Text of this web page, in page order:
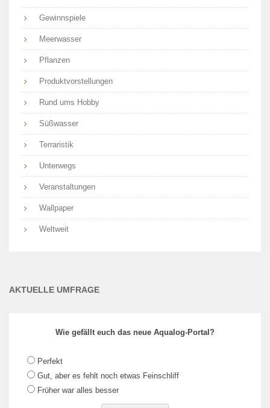
Gewinnspiele
Meerwasser
Pflanzen
Produktvorstellungen
Rund ums Hobby
Süßwasser
Terraristik
Unterwegs
Veranstaltungen
Wallpaper
Weltweit
AKTUELLE UMFRAGE
Wie gefällt euch das neue Aqualog-Portal?
Perfekt
Gut, aber es fehlt noch etwas Feinschliff
Früher war alles besser